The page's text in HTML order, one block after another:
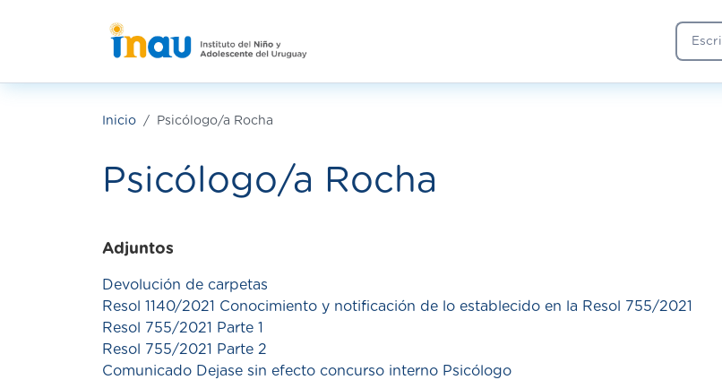
Buscar
Inicio Psicólogo/a Rocha
Psicólogo/a Rocha
Adjuntos
Devolución de carpetas
Resol 1140/2021 Conocimiento y notificación de lo establecido en la Resol 755/2021
Resol 755/2021 Parte 1
Resol 755/2021 Parte 2
Comunicado Dejase sin efecto concurso interno Psicólogo